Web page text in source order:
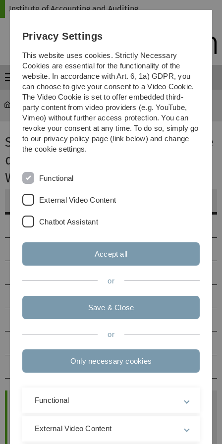
Skip
Skip
Skip
Skip
Institute of Accounting and Auditing
Menu
Institute of Accounting and Auditing ... Seminar
Seminar "Ausgewählte Probleme
des Rechnungswesens und der
Wirtschaftsprüfung"
Weitere Informationen
Bachelor
Anmeldung
Hinweise
Allgemeine Informationen
angeboten. Jeder Teilnehmer hat im Rahmen
Privacy Settings
This website uses cookies. Strictly Necessary
Cookies are essential for the functionality of the
website. In accordance with Art. 6, 1a) GDPR, you
can choose to give your consent to a Video Cookie.
The Video Cookie is set to offer embedded third-
party content from video providers (e.g. YouTube,
Vimeo) without further access protection. You can
revoke your consent at any time. To do so, simply go
to our privacy policy page (link below) and change
the cookie settings.
Functional
External Video Content
Chatbot Assistant
Accept all
or
Save & Close
or
Only necessary cookies
Functional
External Video Content